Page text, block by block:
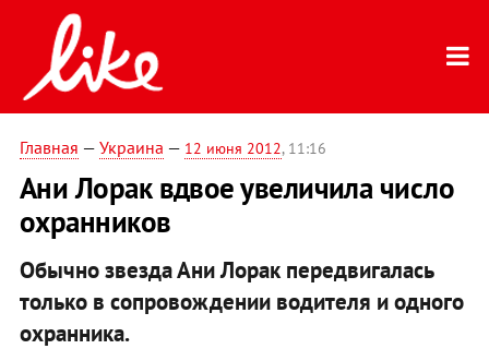
Главная — Украина — 12 июня 2012, 11:16
Ани Лорак вдвое увеличила число
охранников
Обычно звезда Ани Лорак передвигалась
только в сопровождении водителя и одного
охранника.